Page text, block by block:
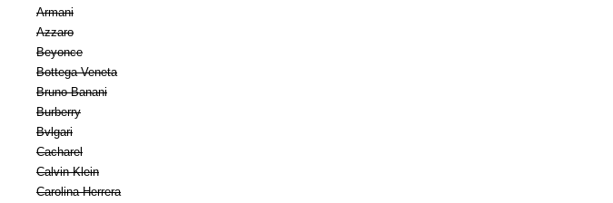
Armani
Azzaro
Beyonce
Bottega Veneta
Bruno Banani
Burberry
Bvlgari
Cacharel
Calvin Klein
Carolina Herrera